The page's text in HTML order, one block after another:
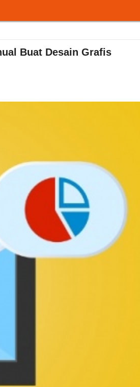
Buat Desain Grafis